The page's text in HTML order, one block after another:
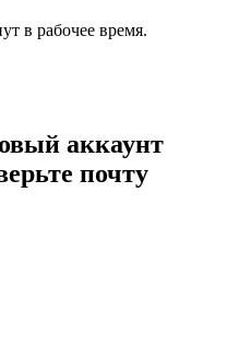
в рабочее время.
аккаунт
почту